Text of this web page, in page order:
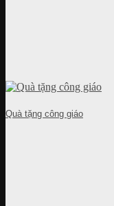
Quà tặng công giáo